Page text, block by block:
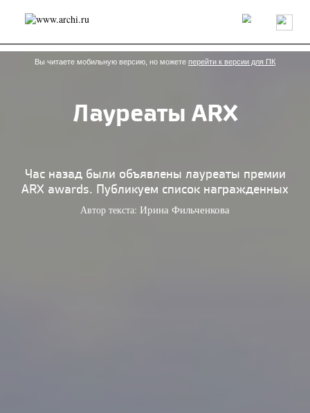
Россия Мир Технологии Интерьер Пресса
Архитекторы
Проекты
Конкурсы События Книги Вакансии
Анонсы конкурсов
Блог
Интервью
Дизайн
Иностранцы в России
Интерьер
Книги
Наследие Образование
Урбанистика
Вы читаете мобильную версию, но можете перейти к версии для ПК
Лауреаты ARX
Час назад были объявлены лауреаты премии
ARX awards. Публикуем список награжденных
Автор текста: Ирина Фильченкова